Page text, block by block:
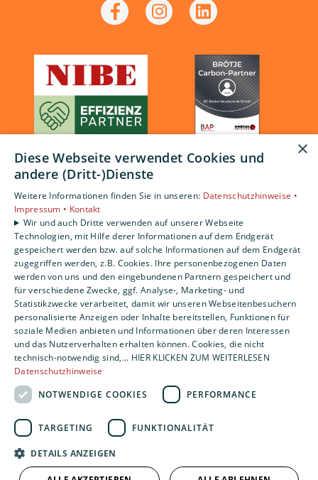
×
Diese Webseite verwendet Cookies und
andere (Dritt-)Dienste
Weitere Informationen finden Sie in unseren: Datenschutzhinweise •
Impressum • Kontakt
Wir und auch Dritte verwenden auf unserer Webseite
Technologien, mit Hilfe derer Informationen auf dem Endgerät
gespeichert werden bzw. auf solche Informationen auf dem Endgerät
zugegriffen werden, z.B. Cookies. Ihre personenbezogenen Daten
werden von uns und den eingebundenen Partnern gespeichert und
für verschiedene Zwecke, ggf. Analyse-, Marketing- und
Statistikzwecke verarbeitet, damit wir unseren Webseitenbesuchern
personalisierte Anzeigen oder Inhalte bereitstellen, Funktionen für
soziale Medien anbieten und Informationen über deren Interessen
und das Nutzerverhalten erhalten können. Cookies, die nicht
technisch-notwendig sind,... HIER KLICKEN ZUM WEITERLESEN
Datenschutzhinweise
NOTWENDIGE COOKIES
PERFORMANCE
TARGETING FUNKTIONALITÄT
DETAILS ANZEIGEN